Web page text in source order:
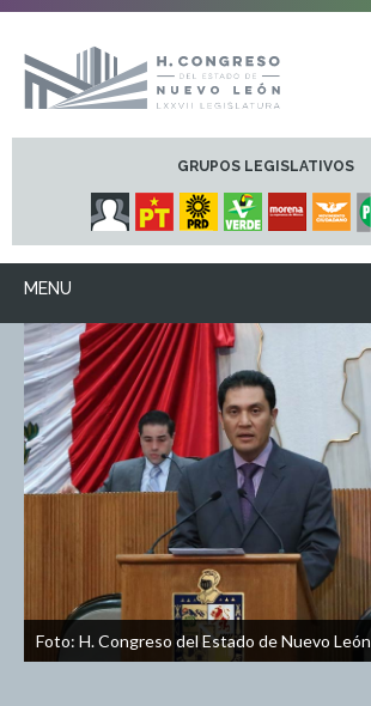
GRUPOS LEGISLATIVOS
MENU
Foto: H. Congreso del Estado de Nuevo León